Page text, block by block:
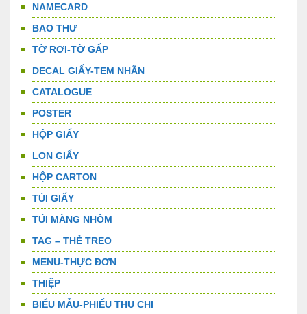
NAMECARD
BAO THƯ
TỜ RƠI-TỜ GẤP
DECAL GIẤY-TEM NHÃN
CATALOGUE
POSTER
HỘP GIẤY
LON GIẤY
HỘP CARTON
TÚI GIẤY
TÚI MÀNG NHÔM
TAG – THẺ TREO
MENU-THỰC ĐƠN
THIỆP
BIỂU MẪU-PHIẾU THU CHI